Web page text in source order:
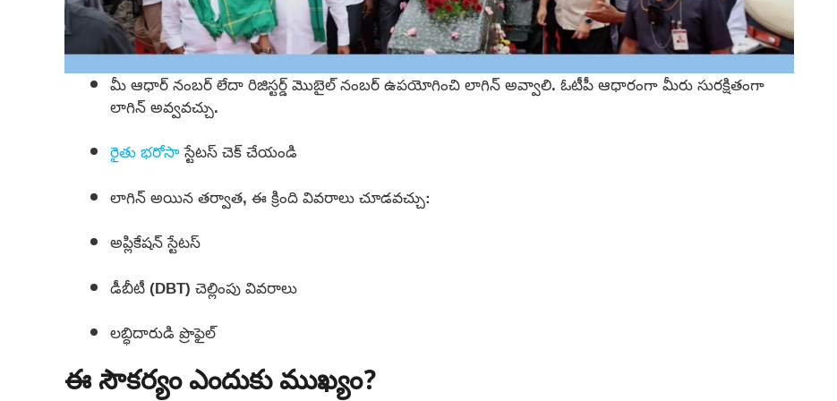
మీ ఆధార్ నంబర్ లేదా రిజిస్టర్డ్ మొబైల్ నంబర్ ఉపయోగించి లాగిన్ అవ్వాలి. ఓటీపీ ఆధారంగా మీరు సురక్షితంగా
లాగిన్ అవ్వవచ్చు.
రైతు భరోసాస్టేటస్ చెక్ చేయండి
లాగిన్ అయిన తర్వాత, ఈ క్రింది వివరాలు చూడవచ్చు:
అప్లికేషన్ స్టేటస్
డీబీటీ (DBT) చెల్లింపు వివరాలు
లబ్ధిదారుడి ప్రొఫైల్
ఈ సౌకర్యం ఎందుకు ముఖ్యం?